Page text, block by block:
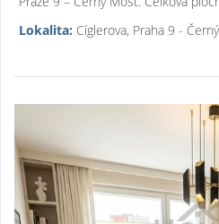
Lokalita: Cíglerova, Praha 9 -